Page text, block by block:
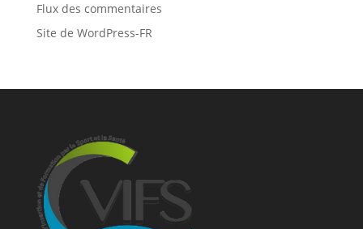
Flux des commentaires
Site de WordPress-FR